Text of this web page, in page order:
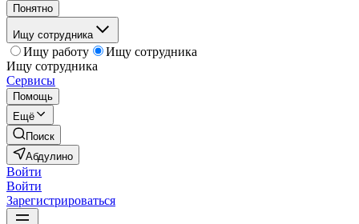
Понятно
Ищу сотрудника
Ищу работу
Ищу сотрудника
Ищу сотрудника
Сервисы
Помощь
Ещё
Поиск
Абдулино
Войти
Войти
Зарегистрироваться